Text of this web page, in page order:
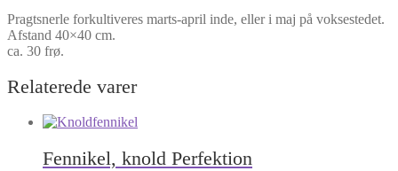
Pragtsnerle forkultiveres marts-april inde, eller i maj på voksestedet.
Afstand 40×40 cm.
ca. 30 frø.
Relaterede varer
Fennikel, knold Perfektion